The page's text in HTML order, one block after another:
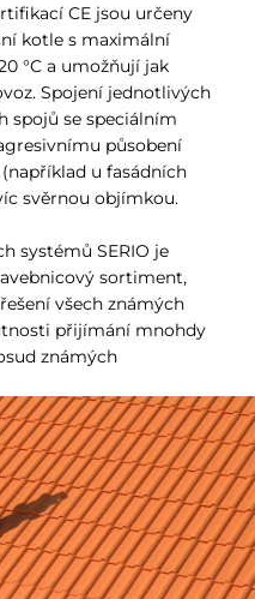
CE jsou určeny
kotle s maximální
°C a umožňují jak
Spojení jednotlivých
spojů se speciálním
působení
u fasádních
svěrnou objímkou.
systémů SERIO je
sortiment,
všech známých
přijímání mnohdy
známých